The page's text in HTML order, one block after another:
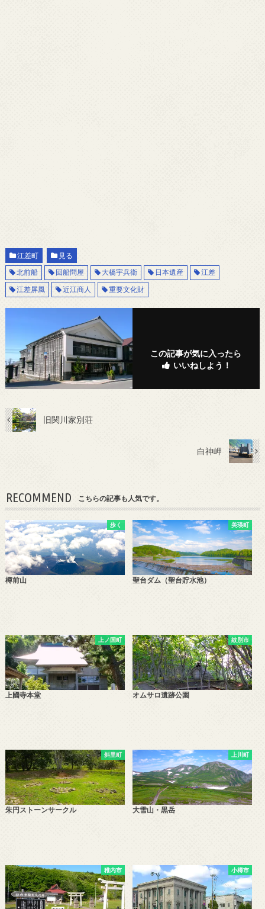
江差町
見る
北前船
回船問屋 大橋宇兵衛 日本遺産
江差
江差屏風
近江商人 重要文化財
この記事が気に入ったら
いいねしよう！
旧関川家別荘
白神岬
RECOMMEND こちらの記事も人気です。
歩く
樽前山
美瑛町
聖台ダム（聖台貯水池）
上ノ国町
上國寺本堂
紋別市
オムサロ遺跡公園
斜里町
朱円ストーンサークル
上川町
大雪山・黒岳
稚内市 小樽市